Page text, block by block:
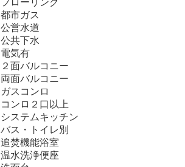
フローリング
都市ガス
公営水道
公共下水
電気有
２面バルコニー
両面バルコニー
ガスコンロ
コンロ２口以上
システムキッチン
バス・トイレ別
追焚機能浴室
温水洗浄便座